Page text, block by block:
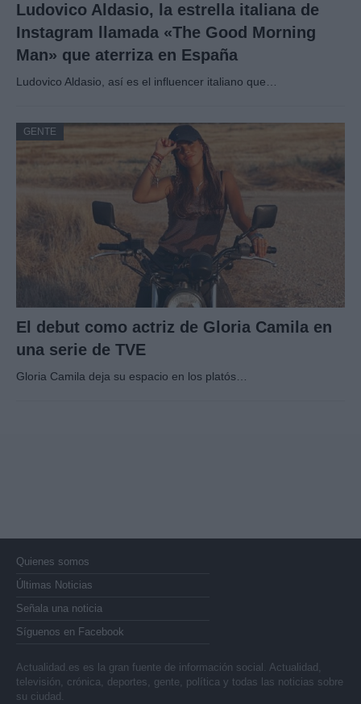
Ludovico Aldasio, la estrella italiana de
Instagram llamada «The Good Morning
Man» que aterriza en España
Ludovico Aldasio, así es el influencer italiano que…
GENTE
El debut como actriz de Gloria Camila en
una serie de TVE
Gloria Camila deja su espacio en los platós…
Quienes somos
Últimas Noticias
Señala una noticia
Síguenos en Facebook
Actualidad.es es la gran fuente de información social. Actualidad,
televisión, crónica, deportes, gente, política y todas las noticias sobre
su ciudad.